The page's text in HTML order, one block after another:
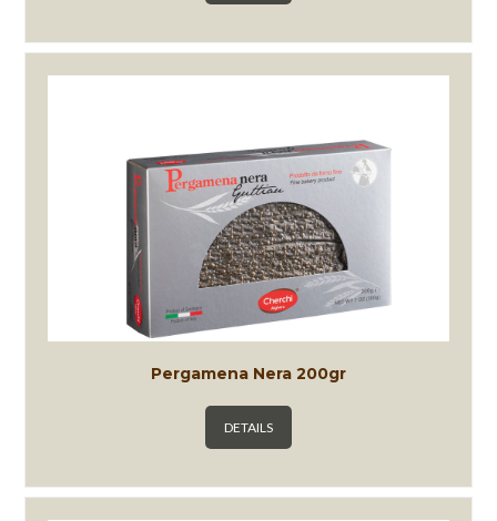
Pergamena Nera 200gr
DETAILS